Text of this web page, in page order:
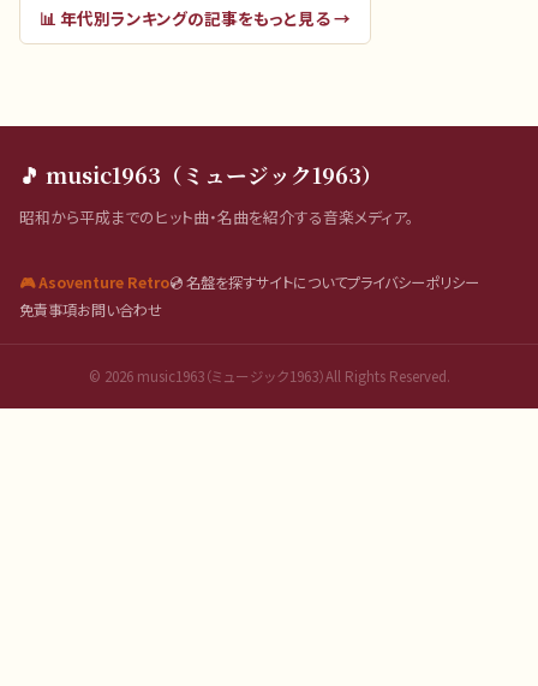
📊 年代別ランキングの記事をもっと見る →
🎵 music1963（ミュージック1963）
昭和から平成までのヒット曲・名曲を紹介する音楽メディア。
🎮 Asoventure Retro💿 名盤を探すサイトについてプライバシーポリシー
免責事項お問い合わせ
© 2026music1963（ミュージック1963）All Rights Reserved.